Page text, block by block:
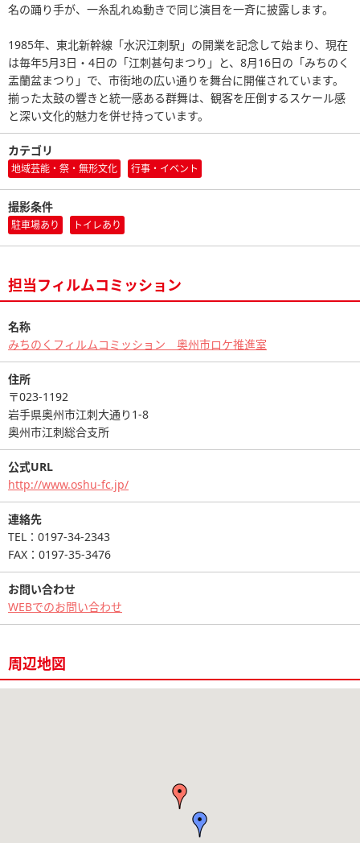
名の踊り手が、一糸乱れぬ動きで同じ演目を一斉に披露します。
1985年、東北新幹線「水沢江刺駅」の開業を記念して始まり、現在
は毎年5月3日・4日の「江刺甚句まつり」と、8月16日の「みちのく
盂蘭盆まつり」で、市街地の広い通りを舞台に開催されています。
揃った太鼓の響きと統一感ある群舞は、観客を圧倒するスケール感
と深い文化的魅力を併せ持っています。
カテゴリ
地域芸能・祭・無形文化 行事・イベント
撮影条件
駐車場あり トイレあり
担当フィルムコミッション
名称
みちのくフィルムコミッション 奥州市ロケ推進室
住所
〒023-1192
岩手県奥州市江刺大通り1-8
奥州市江刺総合支所
公式URL
http://www.oshu-fc.jp/
連絡先
TEL：0197-34-2343
FAX：0197-35-3476
お問い合わせ
WEBでのお問い合わせ
周辺地図